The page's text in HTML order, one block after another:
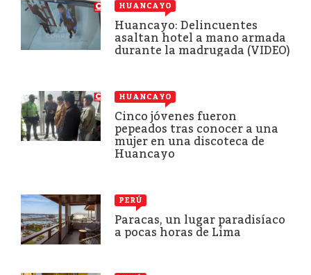
HUANCAYO
Huancayo: Delincuentes
asaltan hotel a mano armada
durante la madrugada (VIDEO)
HUANCAYO
Cinco jóvenes fueron
pepeados tras conocer a una
mujer en una discoteca de
Huancayo
PERÚ
Paracas, un lugar paradisíaco
a pocas horas de Lima